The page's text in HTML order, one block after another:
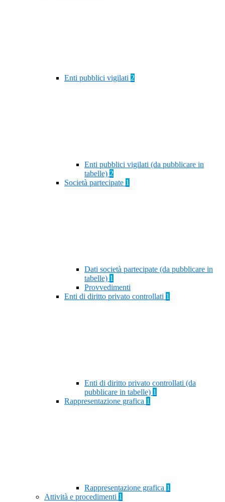
Enti pubblici vigilati 2
Enti pubblici vigilati (da pubblicare in
tabelle) 2
Società partecipate 1
Dati società partecipate (da pubblicare in
tabelle) 1
Provvedimenti
Enti di diritto privato controllati 1
Enti di diritto privato controllati (da
pubblicare in tabelle) 1
Rappresentazione grafica 1
Rappresentazione grafica 1
Attività e procedimenti 1